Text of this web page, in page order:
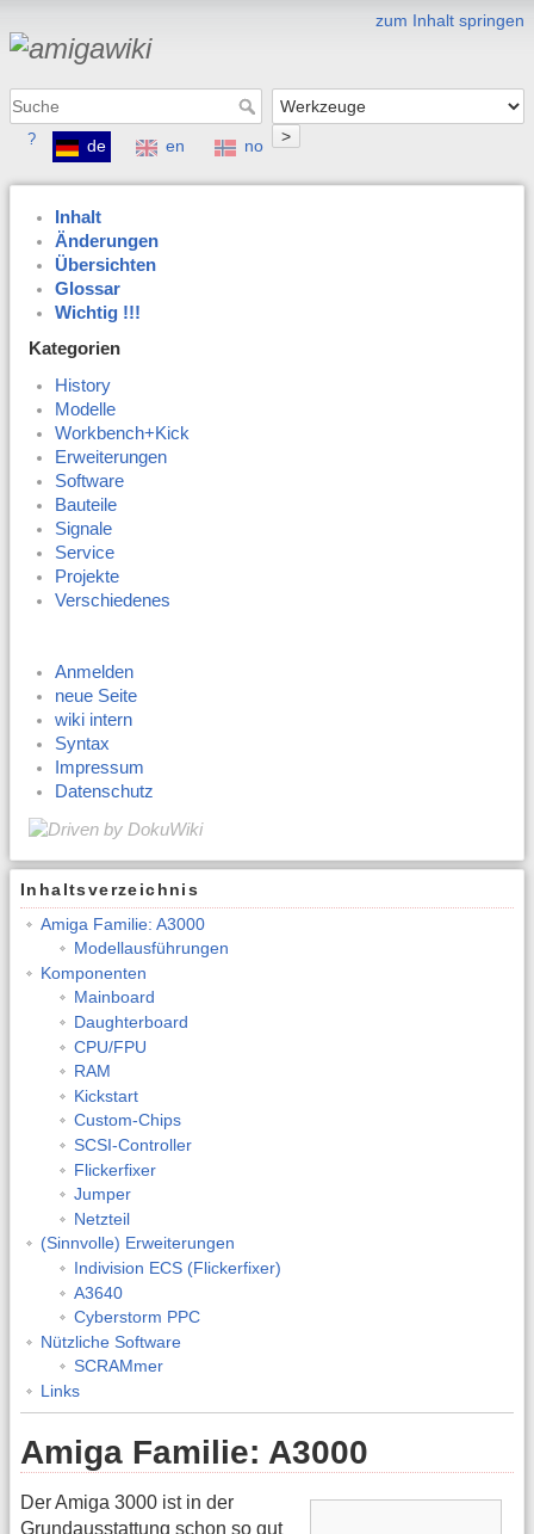
zum Inhalt springen
>
? de en no
Inhalt
Änderungen
Übersichten
Glossar
Wichtig !!!
Kategorien
History
Modelle
Workbench+Kick
Erweiterungen
Software
Bauteile
Signale
Service
Projekte
Verschiedenes
Anmelden
neue Seite
wiki intern
Syntax
Impressum
Datenschutz
Inhaltsverzeichnis
Amiga Familie: A3000
Modellausführungen
Komponenten
Mainboard
Daughterboard
CPU/FPU
RAM
Kickstart
Custom-Chips
SCSI-Controller
Flickerfixer
Jumper
Netzteil
(Sinnvolle) Erweiterungen
Indivision ECS (Flickerfixer)
A3640
Cyberstorm PPC
Nützliche Software
SCRAMmer
Links
Amiga Familie: A3000
Der Amiga 3000 ist in der
Grundausstattung schon so gut